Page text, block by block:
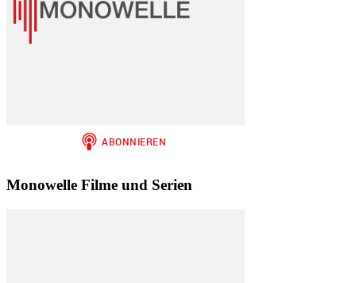
Monowelle Filme und Serien